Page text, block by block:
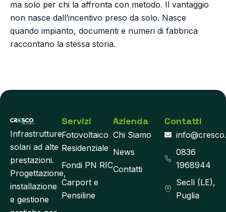
ma solo per chi la affronta con metodo. Il vantaggio
non nasce dall’incentivo preso da solo. Nasce
quando impianto, documenti e numeri di fabbrica
raccontano la stessa storia.
Infrastrutture
solari ad alte
prestazioni.
Progettazione,
installazione
e gestione
Servizi
Fotovoltaico
Residenziale
Fondi PN RIC
Carport e
Pensiline
Azienda
Chi Siamo
News
Contatti
Contatti
0836
1968944
Seclì (LE),
Puglia